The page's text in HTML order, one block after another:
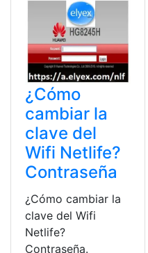
¿Cómo
cambiar la
clave del
Wifi Netlife?
Contraseña
¿Cómo cambiar la
clave del Wifi
Netlife?
Contraseña.